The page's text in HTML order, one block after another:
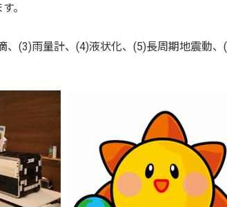
。
(3)雨量計、(4)液状化、(5)長周期地震動、